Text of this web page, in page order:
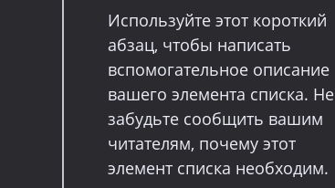
Используйте этот короткий
абзац, чтобы написать
вспомогательное описание
вашего элемента списка. Не
забудьте сообщить вашим
читателям, почему этот
элемент списка необходим.